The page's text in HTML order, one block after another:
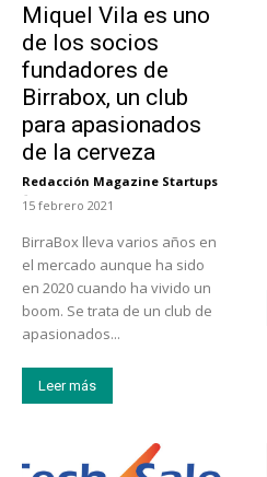
Miquel Vila es uno
de los socios
fundadores de
Birrabox, un club
para apasionados
de la cerveza
Redacción Magazine Startups
-
15 febrero 2021
BirraBox lleva varios años en
el mercado aunque ha sido
en 2020 cuando ha vivido un
boom. Se trata de un club de
apasionados...
Leer más